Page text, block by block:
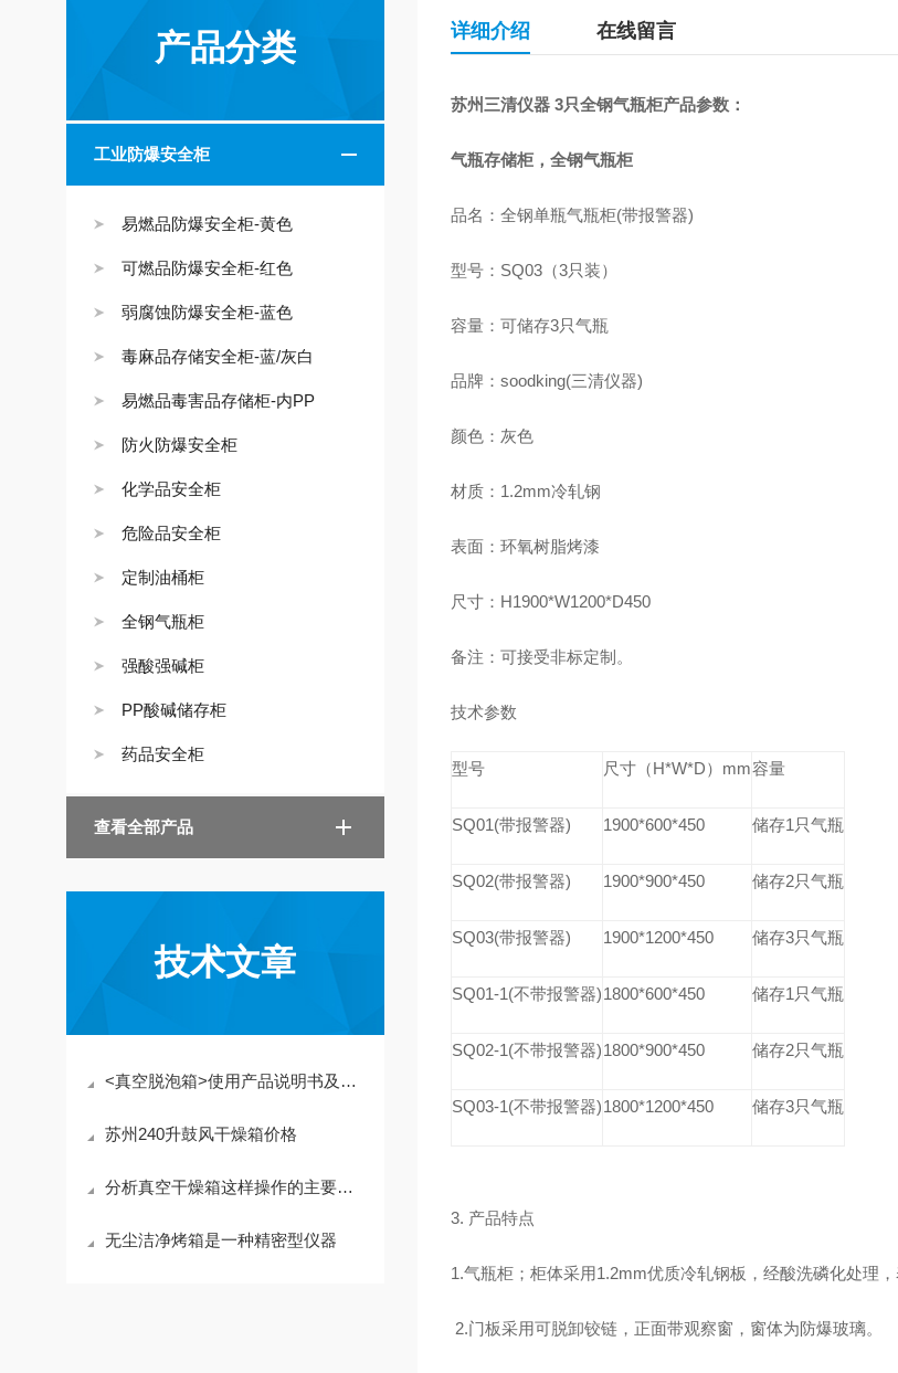
产品分类
工业防爆安全柜
易燃品防爆安全柜-黄色
可燃品防爆安全柜-红色
弱腐蚀防爆安全柜-蓝色
毒麻品存储安全柜-蓝/灰白
易燃品毒害品存储柜-内PP
防火防爆安全柜
化学品安全柜
危险品安全柜
定制油桶柜
全钢气瓶柜
强酸强碱柜
PP酸碱储存柜
药品安全柜
查看全部产品
技术文章
<真空脱泡箱>使用产品说明书及常见故障解决办法
苏州240升鼓风干燥箱价格
分析真空干燥箱这样操作的主要原因
无尘洁净烤箱是一种精密型仪器
详细介绍 在线留言
苏州三清仪器 3只全钢气瓶柜产品参数：
气瓶存储柜，全钢气瓶柜
品名：全钢单瓶气瓶柜(带报警器)
型号：SQ03（3只装）
容量：可储存3只气瓶
品牌：soodking(三清仪器)
颜色：灰色
材质：1.2mm冷轧钢
表面：环氧树脂烤漆
尺寸：H1900*W1200*D450
备注：可接受非标定制。
技术参数
型号 尺寸（H*W*D）mm容量
SQ01(带报警器) 1900*600*450 储存1只气瓶
SQ02(带报警器) 1900*900*450 储存2只气瓶
SQ03(带报警器) 1900*1200*450 储存3只气瓶
SQ01-1(不带报警器)1800*600*450 储存1只气瓶
SQ02-1(不带报警器)1800*900*450 储存2只气瓶
SQ03-1(不带报警器)1800*1200*450 储存3只气瓶
3. 产品特点
1.气瓶柜；柜体采用1.2mm优质冷轧钢板，经酸洗磷化处理
2.门板采用可脱卸铰链，正面带观察窗，窗体为防爆玻璃。